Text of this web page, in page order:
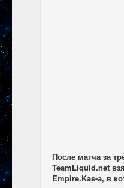
После матча за
TeamLiquid.net
Empire.Kas-а, в